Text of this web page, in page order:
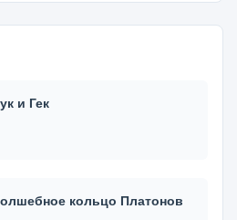
и Гек
кольцо Платонов